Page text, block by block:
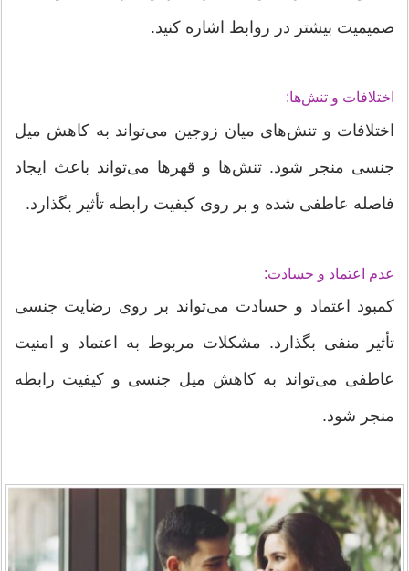
صمیمیت بیشتر در روابط اشاره کنید.
اختلافات و تنش‌ها:
اختلافات و تنش‌های میان زوجین می‌تواند به کاهش میل
جنسی منجر شود. تنش‌ها و قهرها می‌تواند باعث ایجاد
فاصله عاطفی شده و بر روی کیفیت رابطه تأثیر بگذارد.
عدم اعتماد و حسادت:
کمبود اعتماد و حسادت می‌تواند بر روی رضایت جنسی
تأثیر منفی بگذارد. مشکلات مربوط به اعتماد و امنیت
عاطفی می‌تواند به کاهش میل جنسی و کیفیت رابطه
منجر شود.